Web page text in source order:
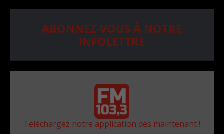
ABONNEZ-VOUS À NOTRE
INFOLETTRE
Téléchargez notre application dès maintenant !